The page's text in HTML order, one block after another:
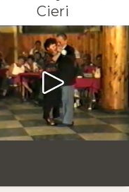
Cieri